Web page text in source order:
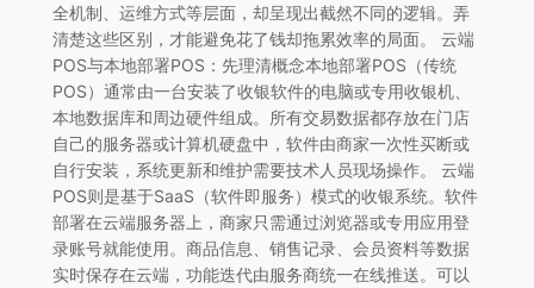
全机制、运维方式等层面，却呈现出截然不同的逻辑。弄
清楚这些区别，才能避免花了钱却拖累效率的局面。 云端
POS与本地部署POS：先理清概念本地部署POS（传统
POS）通常由一台安装了收银软件的电脑或专用收银机、
本地数据库和周边硬件组成。所有交易数据都存放在门店
自己的服务器或计算机硬盘中，软件由商家一次性买断或
自行安装，系统更新和维护需要技术人员现场操作。 云端
POS则是基于SaaS（软件即服务）模式的收银系统。软件
部署在云端服务器上，商家只需通过浏览器或专用应用登
录账号就能使用。商品信息、销售记录、会员资料等数据
实时保存在云端，功能迭代由服务商统一在线推送。可以